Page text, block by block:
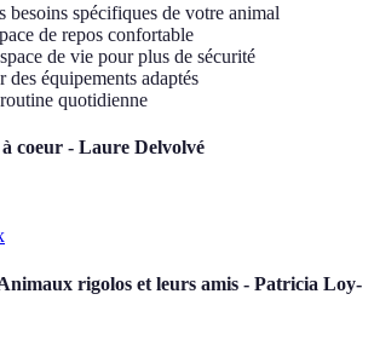
besoins spécifiques de votre animal
de repos confortable
de vie pour plus de sécurité
des équipements adaptés
quotidienne
coeur - Laure Delvolvé
rigolos et leurs amis - Patricia Loy-